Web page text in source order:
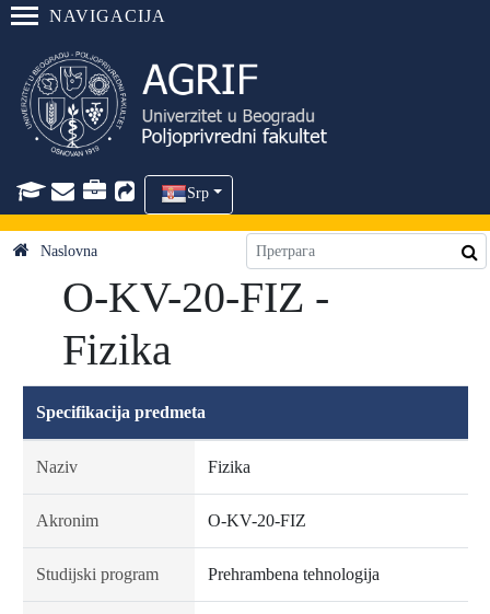
NAVIGACIJA
Srp
Naslovna
O-KV-20-FIZ -
Fizika
Specifikacija predmeta
Naziv Fizika
Akronim O-KV-20-FIZ
Studijski program Prehrambena tehnologija